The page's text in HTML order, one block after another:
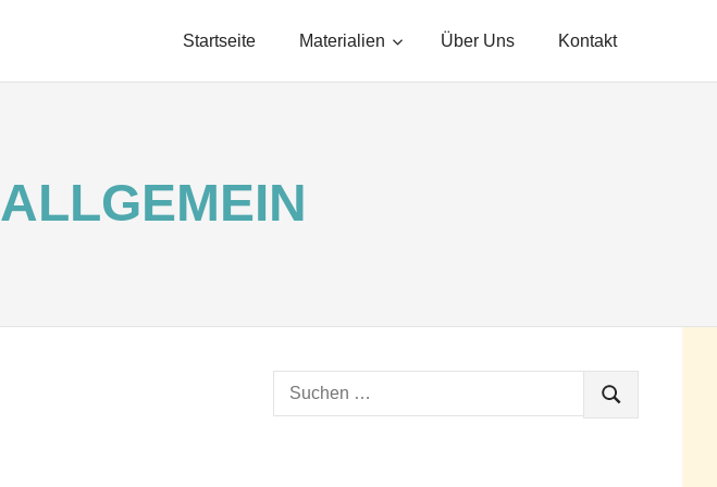
Startseite Materialien Über Uns Kontakt
ALLGEMEIN
Suchen
SUCHEN